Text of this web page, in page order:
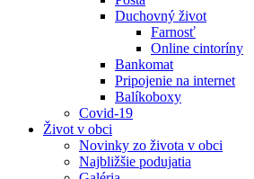
Duchovný život
Farnosť
Online cintoríny
Bankomat
Pripojenie na internet
Balíkoboxy
Covid-19
Život v obci
Novinky zo života v obci
Najbližšie podujatia